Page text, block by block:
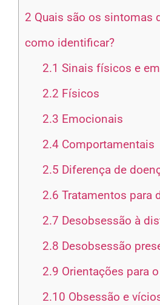
2 Quais são os sintomas
como identificar?
2.1 Sinais físicos e
2.2 Físicos
2.3 Emocionais
2.4Comportamentais
2.5 Diferença de
2.6 Tratamentos para
2.7 Desobsessão à
2.8 Desobsessão
2.9 Orientações para
2.10 Obsessão e